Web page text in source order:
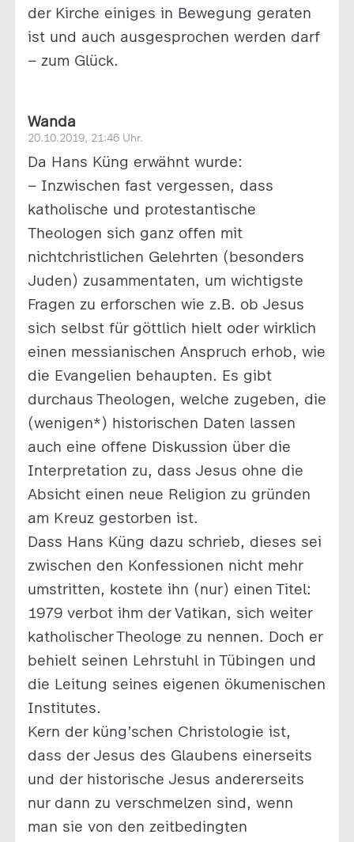
der Kirche einiges in Bewegung geraten
ist und auch ausgesprochen werden darf
– zum Glück.
Wanda
20.10.2019, 21:46 Uhr.
Da Hans Küng erwähnt wurde:
– Inzwischen fast vergessen, dass
katholische und protestantische
Theologen sich ganz offen mit
nichtchristlichen Gelehrten (besonders
Juden) zusammentaten, um wichtigste
Fragen zu erforschen wie z.B. ob Jesus
sich selbst für göttlich hielt oder wirklich
einen messianischen Anspruch erhob, wie
die Evangelien behaupten. Es gibt
durchaus Theologen, welche zugeben, die
(wenigen*) historischen Daten lassen
auch eine offene Diskussion über die
Interpretation zu, dass Jesus ohne die
Absicht einen neue Religion zu gründen
am Kreuz gestorben ist.
Dass Hans Küng dazu schrieb, dieses sei
zwischen den Konfessionen nicht mehr
umstritten, kostete ihn (nur) einen Titel:
1979 verbot ihm der Vatikan, sich weiter
katholischer Theologe zu nennen. Doch er
behielt seinen Lehrstuhl in Tübingen und
die Leitung seines eigenen ökumenischen
Institutes.
Kern der küng’schen Christologie ist,
dass der Jesus des Glaubens einerseits
und der historische Jesus andererseits
nur dann zu verschmelzen sind, wenn
man sie von den zeitbedingten